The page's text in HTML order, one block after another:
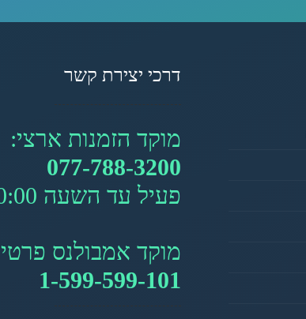
דרכי יצירת קשר
מוקד הזמנות ארצי:
077-788-3200
פעיל עד השעה 20:00
מוקד אמבולנס פרטי 24/7
1-599-599-101